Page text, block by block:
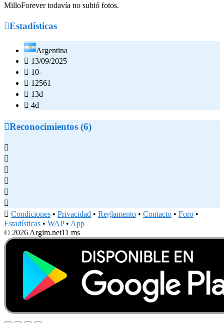
MilloForever todavía no subió fotos.
Estadísticas
Argentina
 13/09/2025
 10-
 12561
 13d
 4d
Reconocimientos (6)






 Condiciones • Privacidad • Reglamento • Contacto • Foro •
Estadísticas • WAP• App
© 2026 Argim.net11 ms